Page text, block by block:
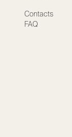
Contacts
FAQ